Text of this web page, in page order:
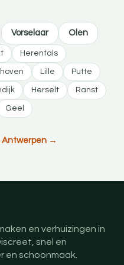
Vorselaar Olen
Herentals
Lille Putte
Herselt Ranst
Geel
Antwerpen →
en verhuizingen in
snel en
schoonmaak.